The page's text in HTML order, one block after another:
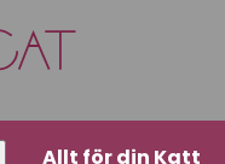
Allt för din Katt